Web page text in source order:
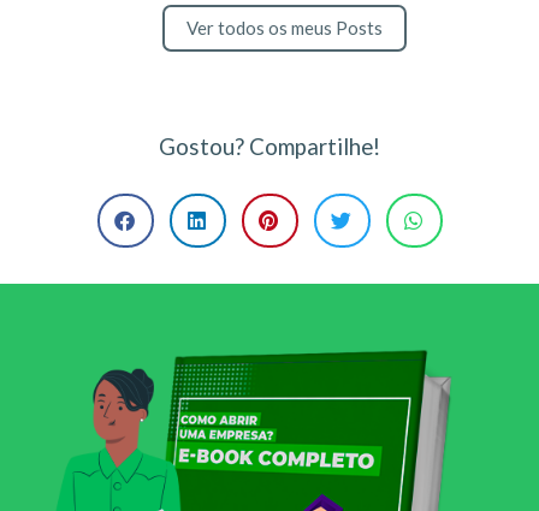
Ver todos os meus Posts
Gostou? Compartilhe!